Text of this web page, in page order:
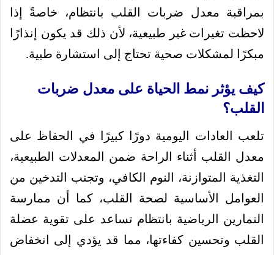
بمراقبة معدل ضربات القلب بانتظام، خاصةً إذا
لاحظت تغيرات غير طبيعية، لأن ذلك قد يكون إنذارًا
مبكرًا لمشكلات صحية تحتاج إلى استشارة طبية.
كيف يؤثر نمط الحياة على معدل ضربات
القلب؟
تلعب العادات اليومية دورًا كبيرًا في الحفاظ على
معدل القلب أثناء الراحة ضمن المعدلات الطبيعية،
التغذية المتوازنة، النوم الكافي، وتجنب التدخين من
العوامل الأساسية لصحة القلب، كما أن ممارسة
التمارين الرياضية بانتظام تساعد على تقوية عضلة
القلب وتحسين كفاءتها، مما قد يؤدي إلى انخفاض